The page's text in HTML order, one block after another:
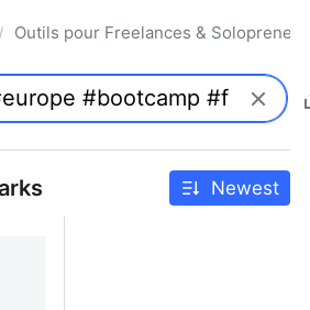
/ Outils pour Freelances &
Newest